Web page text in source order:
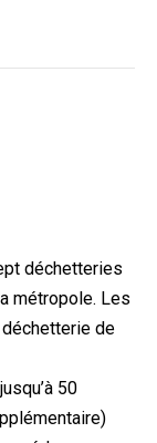
déchetteries
métropole. Les
de
50